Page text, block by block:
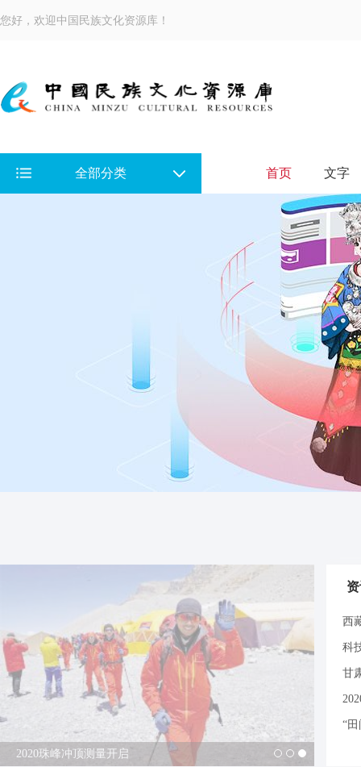
您好，欢迎中国民族文化资源库！
全部分类 首页 文字
2020珠峰冲顶测量开启
西
科
甘
“